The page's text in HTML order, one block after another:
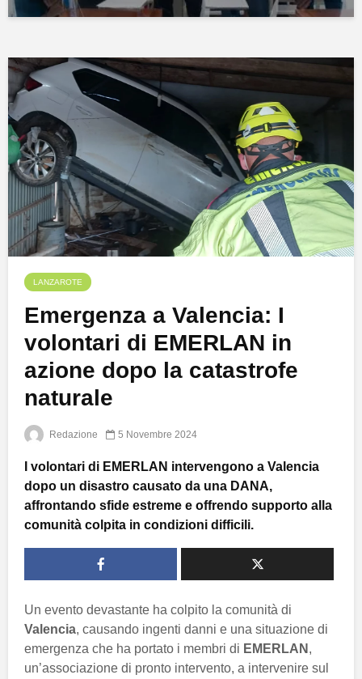
LANZAROTE
Emergenza a Valencia: I
volontari di EMERLAN in
azione dopo la catastrofe
naturale
Redazione 5 Novembre 2024
I volontari di EMERLAN intervengono a Valencia
dopo un disastro causato da una DANA,
affrontando sfide estreme e offrendo supporto alla
comunità colpita in condizioni difficili.
Un evento devastante ha colpito la comunità di
Valencia, causando ingenti danni e una situazione di
emergenza che ha portato i membri di EMERLAN ,
un’associazione di pronto intervento, a intervenire sul